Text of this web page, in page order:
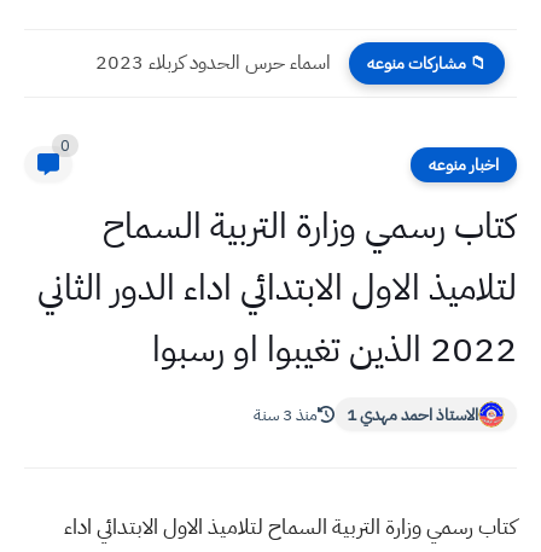
📁 مشاركات منوعه اسماء حرس الحدود كربلاء 2023
اخبار منوعه
0
كتاب رسمي وزارة التربية السماح
لتلاميذ الاول الابتدائي اداء الدور الثاني
2022 الذين تغيبوا او رسبوا
الاستاذ احمد مهدي 1 منذ 3 سنة
كتاب رسمي وزارة التربية السماح لتلاميذ الاول الابتدائي اداء